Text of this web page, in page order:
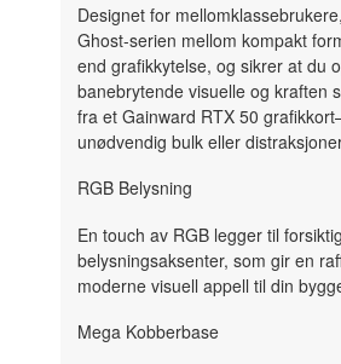
Designet for
Ghost-serien mellom kompakt
end grafikkytelse, og sikrer at du
banebrytende visuelle og kraften
fra et Gainward RTX 50
unødvendig bulk eller
RGB Belysning
En touch av RGB legger til
belysningsaksenter, som gir en
moderne visuell appell til din
Mega Kobberbase